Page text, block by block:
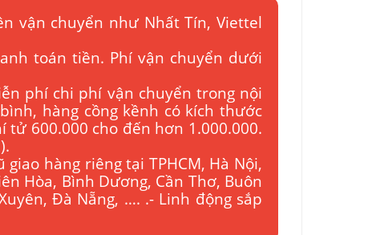
vận chuyển như Nhất Tín, Viettel
toán tiền. Phí vận chuyển dưới
phí chi phí vận chuyển trong nội
hàng cồng kềnh có kích thước
600.000 cho đến hơn 1.000.000.
hàng riêng tại TPHCM, Hà Nội,
Hòa, Bình Dương, Cần Thơ, Buôn
Đà Nẵng, …. .- Linh động sắp